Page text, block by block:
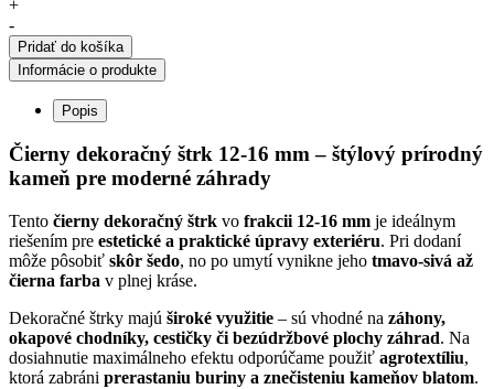
dekoračný
štrk
veľkosť
16mm
25kg
vrecko
+
-
Pridať do košíka
Informácie o produkte
Popis
Čierny dekoračný štrk 12-16 mm – štýlový prírodný
kameň pre moderné záhrady
Tento čierny dekoračný štrk vo frakcii 12-16 mm je ideálnym
riešením pre estetické a praktické úpravy exteriéru. Pri dodaní
môže pôsobiť skôr šedo, no po umytí vynikne jeho tmavo-sivá až
čierna farba v plnej kráse.
Dekoračné štrky majú široké využitie – sú vhodné na záhony,
okapové chodníky, cestičky či bezúdržbové plochy záhrad. Na
dosiahnutie maximálneho efektu odporúčame použiť agrotextíliu,
ktorá zabráni prerastaniu buriny a znečisteniu kameňov blatom.